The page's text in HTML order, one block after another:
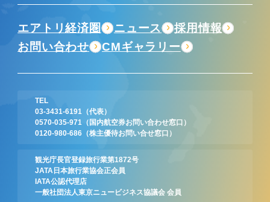
TEL
03-3431-6191
（代表）
0570-035-971
（国内航空券お問い合わせ窓口）
0120-980-686 （株主優待お問い合せ窓口）
観光庁長官登録旅行業第1872号
JATA日本旅行業協会正会員
IATA公認代理店
一般社団法人東京ニュービジネス協議会 会員
エアトリ経済圏 ニュース
採用情報
お問い合わせ
CMギャラリー